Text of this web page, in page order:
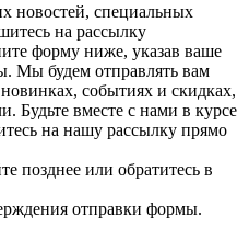
новостей, специальных
на рассылку
форму ниже, указав ваше
Мы будем отправлять вам
событиях и скидках,
Будьте вместе с нами в курсе
на нашу рассылку прямо
позднее или обратитесь в
отправки формы.